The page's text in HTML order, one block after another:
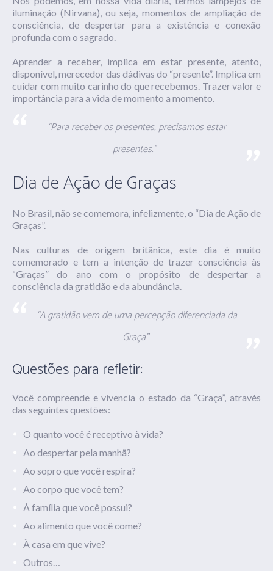
iluminação (Nirvana), ou seja, momentos de ampliação de
consciência, de despertar para a existência e conexão
profunda com o sagrado.
Aprender a receber, implica em estar presente, atento,
disponível, merecedor das dádivas do “presente”. Implica em
cuidar com muito carinho do que recebemos. Trazer valor e
importância para a vida de momento a momento.
“Para receber os presentes, precisamos estar
presentes.”
Dia de Ação de Graças
No Brasil, não se comemora, infelizmente, o “Dia de Ação de
Graças”.
Nas culturas de origem britânica, este dia é muito
comemorado e tem a intenção de trazer consciência às
“Graças” do ano com o propósito de despertar a
consciência da gratidão e da abundância.
“A gratidão vem de uma percepção diferenciada da
Graça”
Questões para refletir:
Você compreende e vivencia o estado da “Graça”, através
das seguintes questões:
O quanto você é receptivo à vida?
Ao despertar pela manhã?
Ao sopro que você respira?
Ao corpo que você tem?
À família que você possui?
Ao alimento que você come?
À casa em que vive?
Outros…